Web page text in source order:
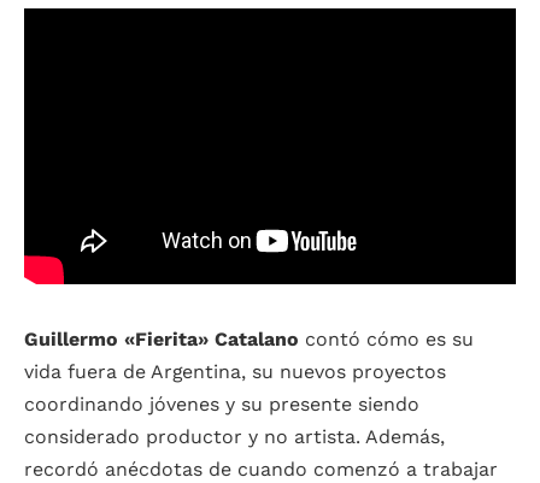
Guillermo «Fierita» Catalano contó cómo es su
vida fuera de Argentina, su nuevos proyectos
coordinando jóvenes y su presente siendo
considerado productor y no artista. Además,
recordó anécdotas de cuando comenzó a trabajar